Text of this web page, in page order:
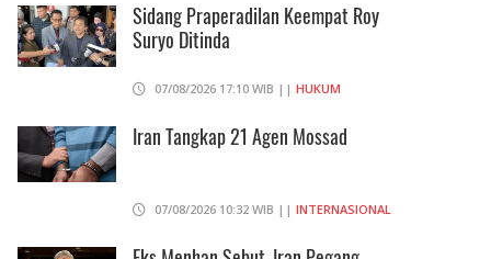
Sidang Praperadilan Keempat Roy
Suryo Ditinda
07/08/2026 17:10 WIB || HUKUM
Iran Tangkap 21 Agen Mossad
07/08/2026 10:32 WIB || INTERNASIONAL